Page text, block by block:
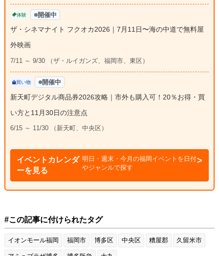
体験 開催中
ザ・シネマナイト フクオカ2026｜7月11日〜海の中道で無料屋
外映画
7/11 ～ 9/30 （ザ・ルイガンズ、福岡市、東区）
買い物 開催中
新天町デジタル商品券2026攻略｜市外も購入可！20％お得・買
い方と11月30日の注意点
6/15 ～ 11/30 （新天町、中央区）
イベントカレンダ
ーを見る
明日・週末・今月の福岡イベントを日付
やジャンルで探す
#この記事に付けられたタグ
イオンモール福岡 福岡市 博多区 中央区 糟屋郡 久留米市